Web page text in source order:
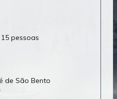
pessoas
de São Bento